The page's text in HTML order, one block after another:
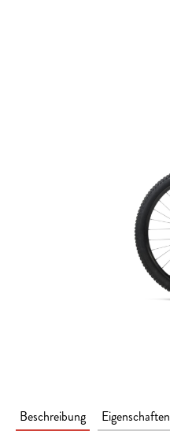
Beschreibung Eigenschaften